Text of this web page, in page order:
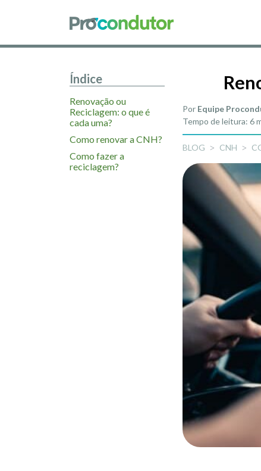
Índice
Renovação ou
Reciclagem: o que é
cada uma?
Como renovar a CNH?
Como fazer a
reciclagem?
Por Equipe
Tempo de leitura: 6
BLOG CNH